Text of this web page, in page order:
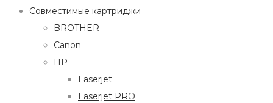
Совместимые картриджи
BROTHER
Canon
HP
Laserjet
Laserjet PRO